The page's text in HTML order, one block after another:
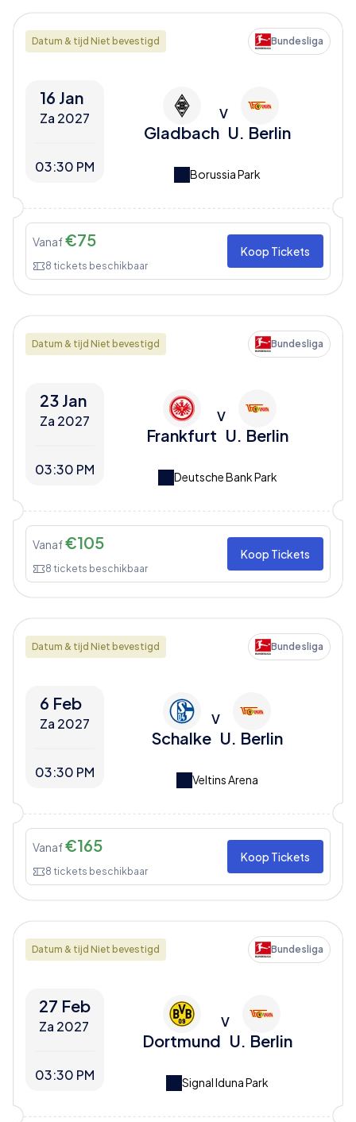
Datum & tijd Niet bevestigd Bundesliga
16 Jan
Za 2027
03:30 PM
Gladbach
V
U. Berlin
Borussia Park
Vanaf€75
8 tickets beschikbaar
Koop Tickets
Datum & tijd Niet bevestigd Bundesliga
23 Jan
Za 2027
03:30 PM
Frankfurt
V
U. Berlin
Deutsche Bank Park
Vanaf€105
8 tickets beschikbaar
Koop Tickets
Datum & tijd Niet bevestigd Bundesliga
6 Feb
Za 2027
03:30 PM
Schalke
V
U. Berlin
Veltins Arena
Vanaf€165
8 tickets beschikbaar
Koop Tickets
Datum & tijd Niet bevestigd Bundesliga
27 Feb
Za 2027
03:30 PM
Dortmund
V
U. Berlin
Signal Iduna Park